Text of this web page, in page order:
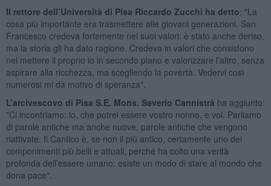
Il rettore dell’Università di Pisa Riccardo Zucchi ha detto: "La
cosa più importante era trasmettere alle giovani generazioni. San
Francesco credeva fortemente nei suoi valori: è stato anche deriso,
ma la storia gli ha dato ragione. Credeva in valori che consistono
nel mettere il proprio io in secondo piano e valorizzare l’altro, senza
aspirare alla ricchezza, ma scegliendo la povertà. Vedervi così
numerosi mi dà motivo di speranza".
L’arcivescovo di Pisa S.E. Mons. Saverio Cannistrà ha aggiunto:
"Ci incontriamo: io, che potrei essere vostro nonno, e voi. Parliamo
di parole antiche ma anche nuove, parole antiche che vengono
riattivate. Il Cantico è, se non il più antico, certamente uno dei
componimenti più belli e attuali, perché ha colto una verità
profonda dell’essere umano: esiste un modo di stare al mondo che
dona pace".